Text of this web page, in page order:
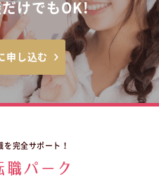
けでもOK!
申し込む
を完全サポート！